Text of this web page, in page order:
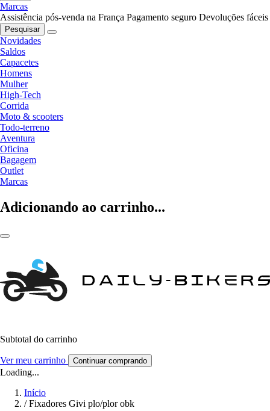
Marcas
Assistência pós-venda na França Pagamento seguro Devoluções fáceis
Pesquisar
Novidades
Saldos
Capacetes
Homens
Mulher
High-Tech
Corrida
Moto & scooters
Todo-terreno
Aventura
Oficina
Bagagem
Outlet
Marcas
Adicionando ao carrinho...
Subtotal do carrinho
Ver meu carrinho Continuar comprando
Loading...
Início
/ Fixadores Givi plo/plor obk